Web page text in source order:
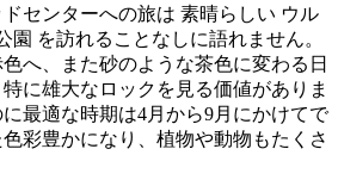
センターへの旅は 素晴らしい ウル
園 を訪れることなしに語れません。
へ、また砂のような茶色に変わる日
に雄大なロックを見る価値がありま
最適な時期は4月から9月にかけてで
彩豊かになり、植物や動物もたくさ